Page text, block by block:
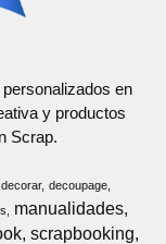
en
y productos
Scrap.
decorar
decoupage
manualidades
scrapbooking